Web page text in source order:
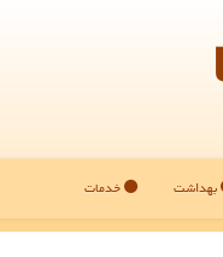
بهداشت خدمات